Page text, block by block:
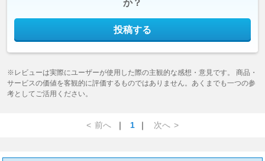
か？
投稿する
※レビューは実際にユーザーが使用した際の主観的な感想・意見です。 商品・
サービスの価値を客観的に評価するものではありません。あくまでも一つの参
考としてご活用ください。
< 前へ ｜ 1 ｜ 次へ >